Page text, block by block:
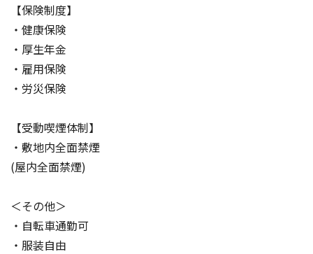
【保険制度】
・健康保険
・厚生年金
・雇用保険
・労災保険
【受動喫煙体制】
・敷地内全面禁煙
(屋内全面禁煙)
＜その他＞
・自転車通勤可
・服装自由